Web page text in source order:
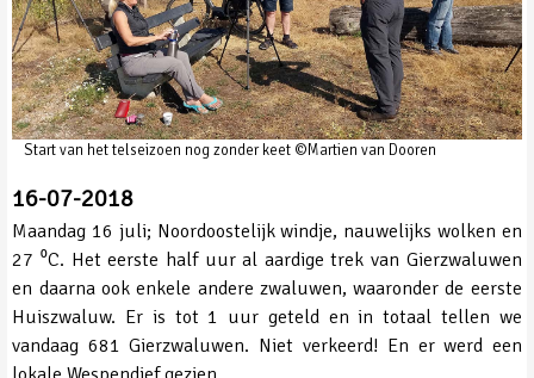
Start van het telseizoen nog zonder keet ©Martien van Dooren
16-07-2018
Maandag 16 juli; Noordoostelijk windje, nauwelijks wolken en
27 ⁰C. Het eerste half uur al aardige trek van Gierzwaluwen
en daarna ook enkele andere zwaluwen, waaronder de eerste
Huiszwaluw. Er is tot 1 uur geteld en in totaal tellen we
vandaag 681 Gierzwaluwen. Niet verkeerd! En er werd een